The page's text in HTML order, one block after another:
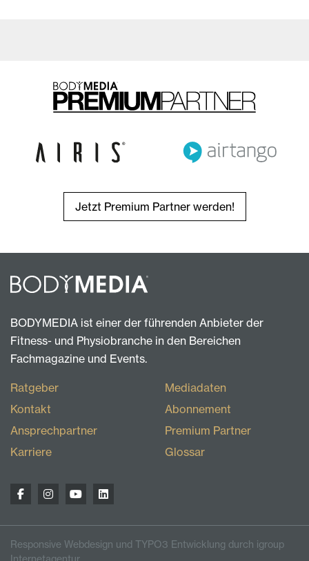
Jetzt Premium Partner werden!
BODYMEDIA ist einer der führenden Anbieter der
Fitness- und Physiobranche in den Bereichen
Fachmagazine und Events.
Ratgeber
Kontakt
Ansprechpartner
Karriere
Mediadaten
Abonnement
Premium Partner
Glossar
Responsive Webdesign und TYPO3 Entwicklung durch igroup